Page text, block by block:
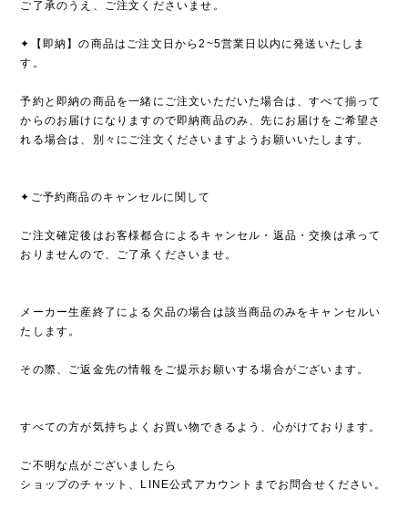
ご了承のうえ、ご注文くださいませ。
✦【即納】の商品はご注文日から2~5営業日以内に発送いたしま
す。
予約と即納の商品を一緒にご注文いただいた場合は、すべて揃って
からのお届けになりますので即納商品のみ、先にお届けをご希望さ
れる場合は、別々にご注文くださいますようお願いいたします。
✦ご予約商品のキャンセルに関して
ご注文確定後はお客様都合によるキャンセル・返品・交換は承って
おりませんので、ご了承くださいませ。
メーカー生産終了による欠品の場合は該当商品のみをキャンセルい
たします。
その際、ご返金先の情報をご提示お願いする場合がございます。
すべての方が気持ちよくお買い物できるよう、心がけております。
ご不明な点がございましたら
ショップのチャット、LINE公式アカウントまでお問合せください。